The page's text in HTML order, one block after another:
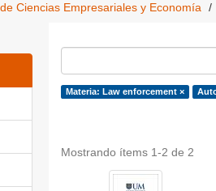
Ciencias Empresariales y Economía
Materia: Law enforcement ×
Mostrando ítems 1-2 de 2